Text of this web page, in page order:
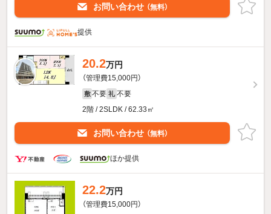
お問い合わせ （無料）
提供
20.2万円
（管理費15,000円）
敷 不要 礼 不要
2階 / 2SLDK / 62.33㎡
お問い合わせ （無料）
ほか提供
22.2万円
（管理費15,000円）